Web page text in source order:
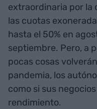
extraordinaria por la
las cuotas
hasta el 50% en
septiembre. Pero, a
pocas cosas
pandemia, los
como si sus
rendimiento.